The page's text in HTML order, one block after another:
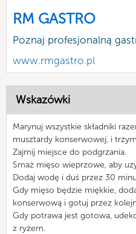
RM GASTRO
Poznaj profesjonalną
www.rmgastro.pl
Wskazówki
Marynuj wszystkie składniki
musztardy konserwowej, i
Zajmij miejsce do podgrzania.
Smaż mięso wieprzowe, aby
Dodaj wodę i duś przez 30
Gdy mięso będzie miękkie,
konserwową i gotuj przez
Gdy potrawa jest gotowa,
z ryżem.